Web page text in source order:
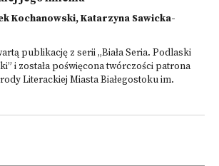
Kochanowski, Katarzyna Sawicka-
publikację z serii „Biała Seria. Podlaski
i została poświęcona twórczości patrona
Literackiej Miasta Białegostoku im.